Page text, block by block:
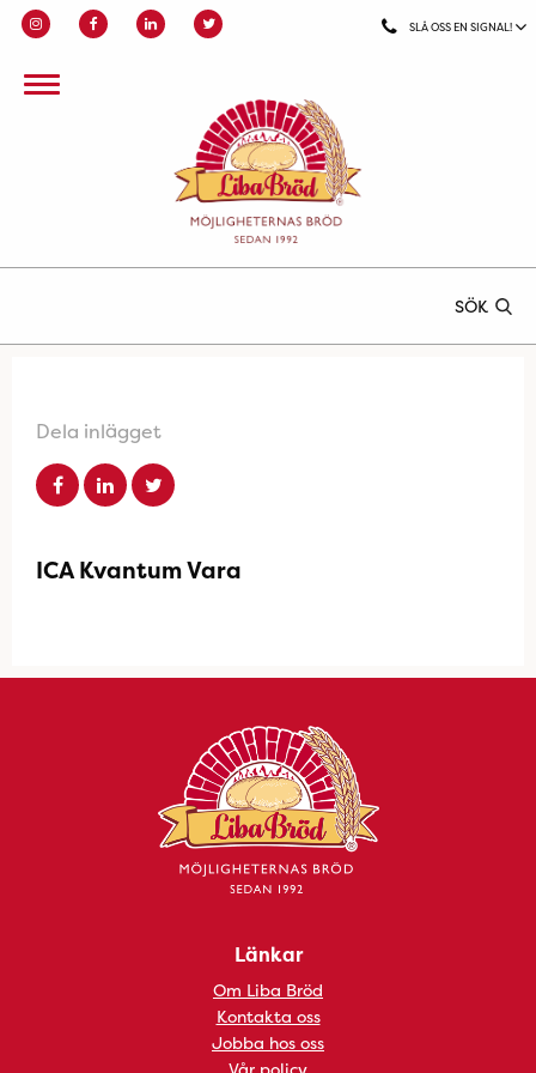
SLÅ OSS EN SIGNAL!
SÖK
Dela inlägget
ICA Kvantum Vara
Länkar
Om Liba Bröd
Kontakta oss
Jobba hos oss